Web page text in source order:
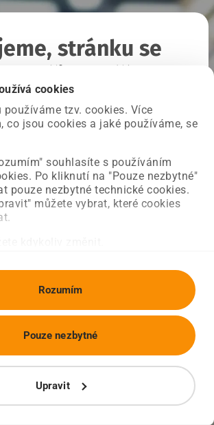
cookies
používáme tzv. cookies. Více
co jsou cookies a jaké používáme, se
souhlasíte s používáním
Po kliknutí na "Pouze nezbytné"
pouze nezbytné technické cookies.
můžete vybrat, které cookies
Rozumím
Upravit
Pouze nezbytné
stránku se
na naší straně a už ji opravujeme.
znovu načíst požadovanou stránku.
stránku Úvodní strana